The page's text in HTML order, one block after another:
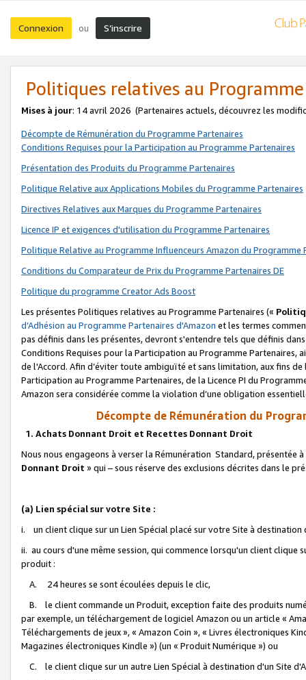
Connexion ou S’inscrire
Politiques relatives au
Mises à jour: 14 avril 2026 (Partenaires actuels, découvrez les
Décompte de Rémunération du Programme Partenaires
Conditions Requises pour la Participation au Programme Partenaires
Présentation des Produits du Programme Partenaires
Politique Relative aux Applications Mobiles du Programme Partenaires
Directives Relatives aux Marques du Programme Partenaires
Licence IP et exigences d'utilisation du Programme Partenaires
Politique Relative au Programme Influenceurs Amazon du Programme
Conditions du Comparateur de Prix du Programme Partenaires DE
Politique du programme Creator Ads Boost
Les présentes Politiques relatives au Programme Partenaires («
d’Adhésion au Programme Partenaires d'Amazon et les termes
pas définis dans les présentes, devront s'entendre tels que définis
Conditions Requises pour la Participation au Programme Partenaires,
de l'Accord. Afin d’éviter toute ambiguïté et sans limitation, aux fins
Participation au Programme Partenaires, de la Licence PI du
Amazon sera considérée comme la violation d’une obligation
Décompte de Rémunération du
1. Achats Donnant Droit et Recettes Donnant Droit
Nous nous engageons à verser la Rémunération Standard, présentée
Donnant Droit » qui – sous réserve des exclusions décrites dans le
(a) Lien spécial sur votre Site :
i. un client clique sur un Lien Spécial placé sur votre Site à destination
ii. au cours d'une même session, qui commence lorsqu'un client
produit :
A. 24 heures se sont écoulées depuis le clic,
B. le client commande un Produit, exception faite des produits
par exemple, un téléchargement de logiciel Amazon ou un article «
Téléchargements de jeux », « Amazon Coin », « Livres électroniques
Magazines électroniques Kindle ») (un « Produit Numérique ») ou
C. le client clique sur un autre Lien Spécial à destination d'un Site